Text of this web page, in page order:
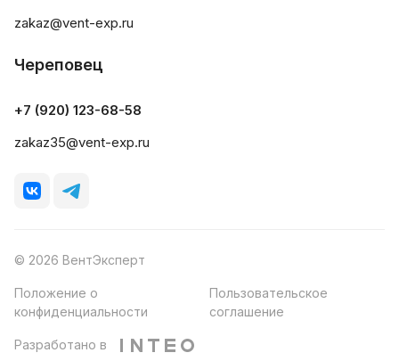
zakaz@vent-exp.ru
Череповец
+7 (920) 123-68-58
zakaz35@vent-exp.ru
© 2026 ВентЭксперт
Положение о
конфиденциальности
Пользовательское
соглашение
Разработано в